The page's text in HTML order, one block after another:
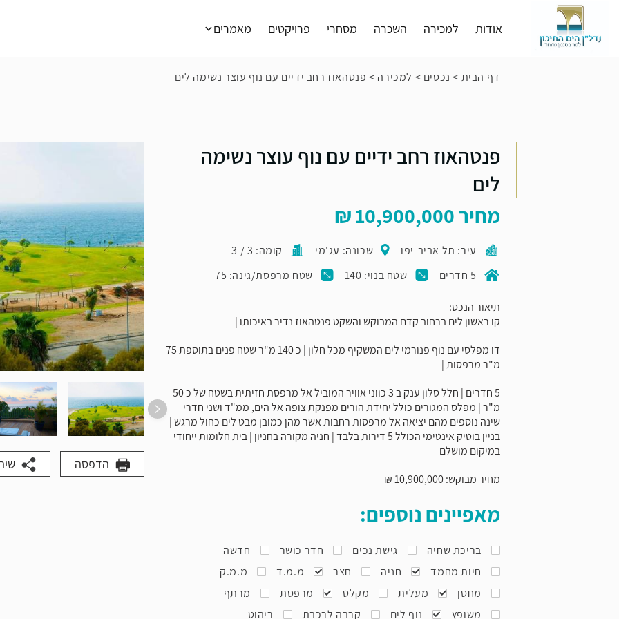
אודות למכירה השכרה מסחרי פרויקטים מאמרים
דף הבית > נכסים > למכירה > פנטהאוז רחב ידיים עם נוף עוצר נשימה לים
פנטהאוז רחב ידיים עם נוף עוצר נשימה
לים
מחיר10,900,000
עיר: תל אביב-יפו שכונה: עג'מי
קומה: 3 / 3
5 חדרים
שטח בנוי: 140 שטח מרפסת/גינה: 75
תיאור הנכס:
קו ראשון לים ברחוב קדם המבוקש והשקט פנטהאוז נדיר באיכותו |
דו מפלסי עם נוף פנורמי לים המשקיף מכל חלון | כ 140 מ"ר שטח פנים בתוספת 75
מ"ר מרפסות |
5 חדרים | חלל סלון ענק ב 3 כווני אוויר המוביל אל מרפסת חזיתית בשטח של כ 50
מ"ר | מפלס המגורים כולל יחידת הורים מפנקת צופה אל הים, ממ"ד ושני חדרי
שינה נוספים מהם יציאה אל מרפסות רחבות אשר מהן כמובן מבט לים כחול מרגש |
בניין בוטיק אינטימי הכולל 5 דירות בלבד | חניה מקורה בחניון | בית חלומות ייחודי
במיקום מושלם
מחיר מבוקש: 10,900,000 ₪
מאפיינים נוספים:
בריכת שחיה גישת נכים חדר כושר
חדשה
חיות מחמד
חניה חצר מ.מ.ד
מ.מ.ק
מחסן
מעלית מקלט מרפסת
מרתף
משופץ
נוף לים קרבה לרכבת ריהוט
הדפסה